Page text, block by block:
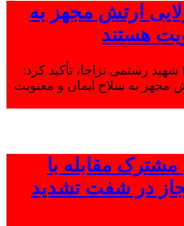
ارتش مجهز به
هستند
خرم‌آباد – فرمانده تیپ ۲۸۴ شهید رستمی نزاجا، تأکید کرد:
مجهز به سلاح ایمان و معنویت
مقابله با
در شفت تشدید